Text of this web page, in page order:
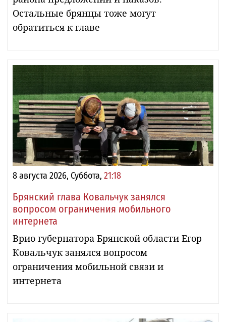
Остальные брянцы тоже могут
обратиться к главе
8 августа 2026, Суббота, 21:18
Брянский глава Ковальчук занялся
вопросом ограничения мобильного
интернета
Врио губернатора Брянской области Егор
Ковальчук занялся вопросом
ограничения мобильной связи и
интернета